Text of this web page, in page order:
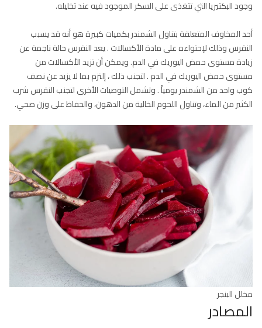
وجود البكتيريا التي تتغذى على السكر الموجود فيه عند تخليله.
أحد المخاوف المتعلقة بتناول الشمندر بكميات كبيرة هو أنه قد يسبب
النقرس وذلك لإحتواءه على مادة الأكسالات . يعد النقرس حالة ناجمة عن
زيادة مستوى حمض اليوريك في الدم. ويمكن أن تزيد الأكسالات من
مستوى حمض اليوريك في الدم . لتجنب ذلك ، إلتزم بما لا يزيد عن نصف
كوب واحد من الشمندر يومياً . وتشمل التوصيات الأخرى لتجنب النقرس شرب
الكثير من الماء، وتناول اللحوم الخالية من الدهون، والحفاظ على وزن صحي.
مخلل البنجر
المصادر